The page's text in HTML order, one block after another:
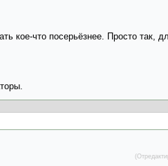
кое-что посерьёзнее. Просто так,